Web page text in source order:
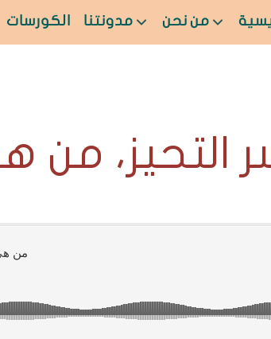
من نحن مدونتنا الكورسات
من